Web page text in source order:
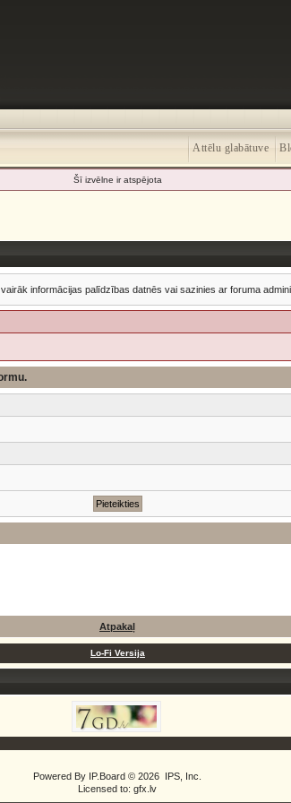
Attēlu glabātuve
Šī izvēlne ir atspējota
informācijas palīdzības datnēs vai sazinies ar foruma
Atpakaļ
Lo-Fi Versija
Powered By IP.Board © 2026 IPS, Inc
Licensed to: gfx.lv